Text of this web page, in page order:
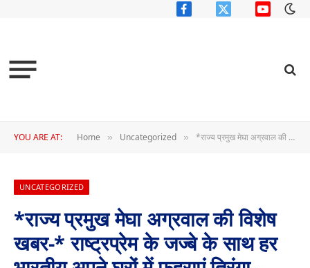
FacebookX
YouTube
YOU ARE AT: Home » Uncategorized » *राज्य प्रमुख मेघा अग्रवाल की विशेष खबर-* राष्ट्रप्रेम के जज्बे के साथ हर भारतीय अपने घरों में फहराएं तिरंगा- उपाध्यक्ष नगर पंचायत बगीचा
UNCATEGORIZED
*राज्य प्रमुख मेघा अग्रवाल की विशेष
खबर-* राष्ट्रप्रेम के जज्बे के साथ हर